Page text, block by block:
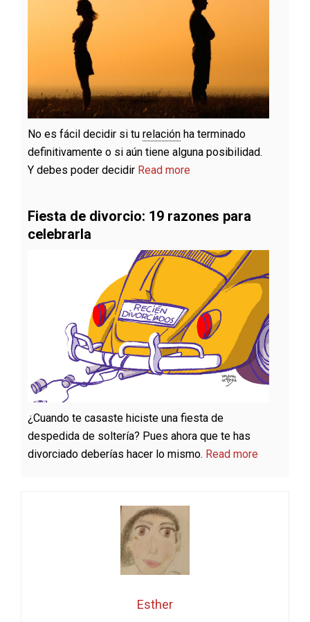
No es fácil decidir si tu relación ha terminado
definitivamente o si aún tiene alguna posibilidad.
Y debes poder decidir Read more
Fiesta de divorcio: 19 razones para
celebrarla
¿Cuando te casaste hiciste una fiesta de
despedida de soltería? Pues ahora que te has
divorciado deberías hacer lo mismo. Read more
Esther